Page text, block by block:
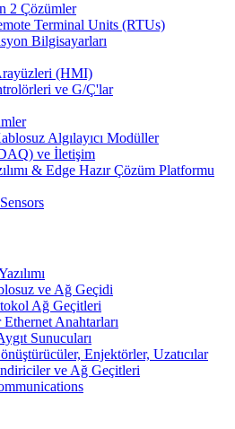
2 Çözümler
Terminal Units (RTUs)
Bilgisayarları
(HMI)
ve G/Ç'lar
Algılayıcı Modüller
ve İletişim
& Edge Hazır Çözüm Platformu
ve Ağ Geçidi
Ağ Geçitleri
Anahtarları
Sunucuları
Enjektörler, Uzatıcılar
ve Ağ Geçitleri